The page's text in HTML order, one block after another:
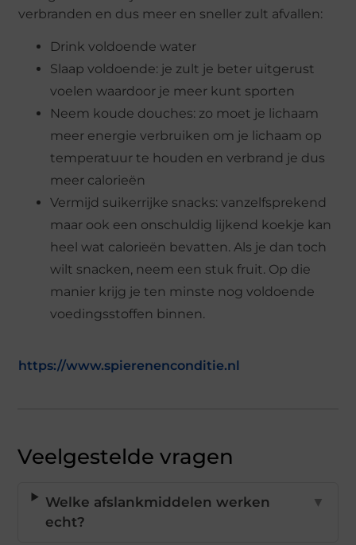
verbranden en dus meer en sneller zult afvallen:
Drink voldoende water
Slaap voldoende: je zult je beter uitgerust
voelen waardoor je meer kunt sporten
Neem koude douches: zo moet je lichaam
meer energie verbruiken om je lichaam op
temperatuur te houden en verbrand je dus
meer calorieën
Vermijd suikerrijke snacks: vanzelfsprekend
maar ook een onschuldig lijkend koekje kan
heel wat calorieën bevatten. Als je dan toch
wilt snacken, neem een stuk fruit. Op die
manier krijg je ten minste nog voldoende
voedingsstoffen binnen.
https://www.spierenenconditie.nl
Veelgestelde vragen
Welke afslankmiddelen werken
echt?
▼